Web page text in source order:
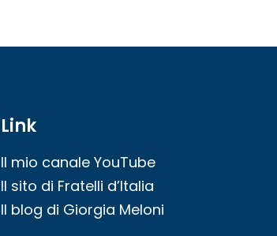
Link
Il mio canale YouTube
Il sito di Fratelli d’Italia
Il blog di Giorgia Meloni